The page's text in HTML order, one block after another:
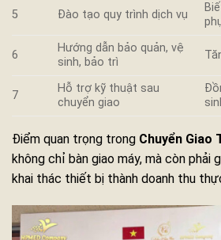
5 Đào tạo quy trình dịch vụ
6
Hướng dẫn bảo quản, vệ
sinh, bảo trì
7
Hỗ trợ kỹ thuật sau
chuyển giao
Điểm quan trọng trong Chuyển Giao
không chỉ bàn giao máy, mà còn phải
khai thác thiết bị thành doanh thu